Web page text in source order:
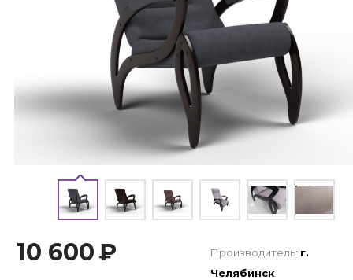
10 600₽ Производитель: г.
Челябинск